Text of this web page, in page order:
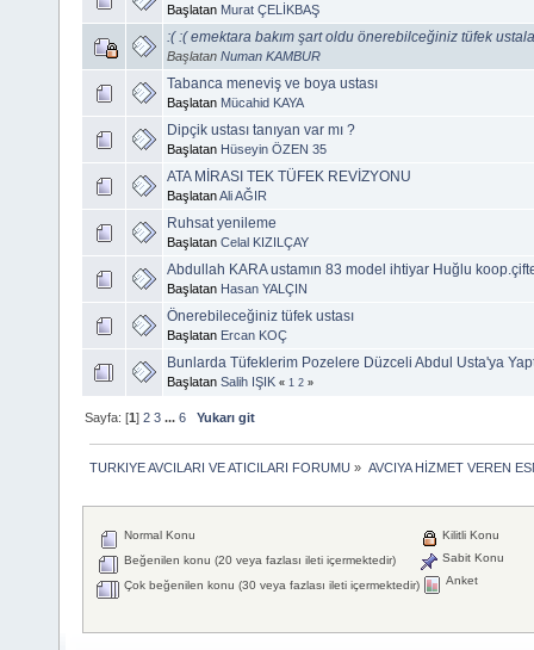
Başlatan Murat ÇELİKBAŞ
:( :( emektara bakım şart oldu önerebilceğiniz tüfek
Başlatan Numan KAMBUR
Tabanca meneviş ve boya ustası
Başlatan Mücahid KAYA
Dipçik ustası tanıyan var mı ?
Başlatan Hüseyin ÖZEN 35
ATA MİRASI TEK TÜFEK REVİZYONU
BaşlatanAli AĞIR
Ruhsat yenileme
Başlatan Celal KIZILÇAY
Abdullah KARA ustamın 83 model ihtiyar Huğlu
Başlatan Hasan YALÇIN
Önerebileceğiniz tüfek ustası
Başlatan Ercan KOÇ
Bunlarda Tüfeklerim Pozelere Düzceli Abdul Usta'ya
Başlatan Salih IŞIK « 1 2 »
Sayfa: [1]2 3 ...6 Yukarı git
TURKIYE AVCILARI VE ATICILARI FORUMU » AVCIYA HİZMET VEREN
Normal Konu
Beğenilen konu (20 veya fazlası ileti içermektedir)
Çok beğenilen konu (30 veya fazlası ileti içermektedir)
Kilitli Konu
Sabit Konu
Anket